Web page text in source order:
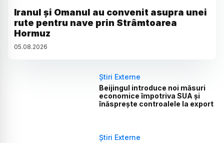
Iranul și Omanul au convenit asupra unei
rute pentru nave prin Strâmtoarea
Hormuz
05.08.2026
Știri Externe
Beijingul introduce noi măsuri
economice împotriva SUA și
înăsprește controalele la export
Știri Externe